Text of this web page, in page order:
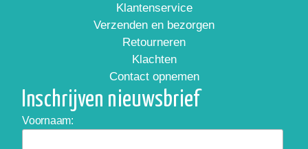
Klantenservice
Verzenden en bezorgen
Retourneren
Klachten
Contact opnemen
Inschrijven nieuwsbrief
Voornaam: